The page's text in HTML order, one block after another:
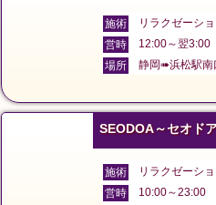
施術
リラクゼーシ
営時
12:00～翌3:00
場所
静岡➠浜松駅南
SEODOA～セオド
施術
リラクゼーシ
営時
10:00～23:00